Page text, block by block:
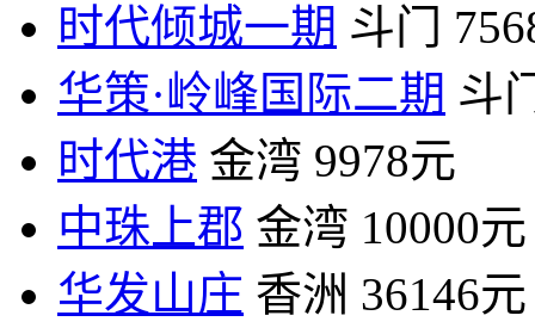
时代倾城一期 斗门
华策·岭峰国际二期 斗
时代港 金湾 9978元
中珠上郡 金湾 10000元
华发山庄 香洲 36146元